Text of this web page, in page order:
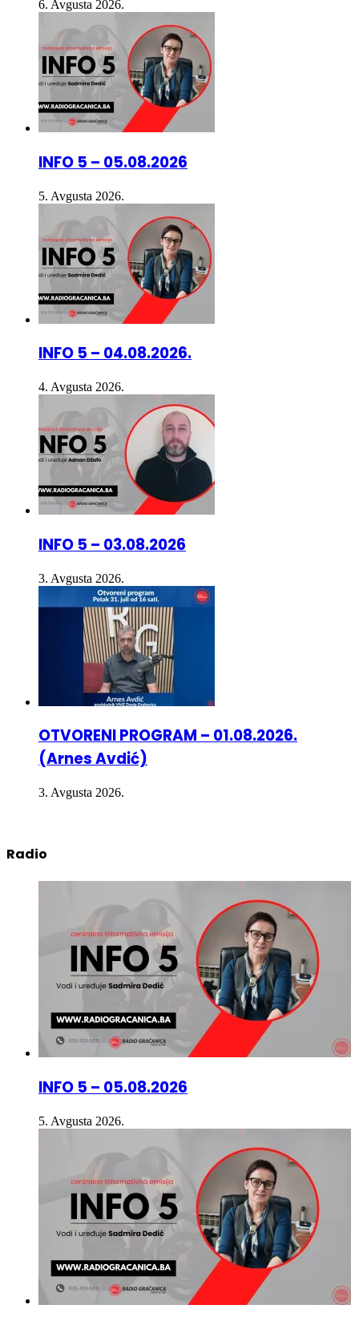
INFO 5 – 05.08.2026
5. Avgusta 2026.
INFO 5 – 04.08.2026.
4. Avgusta 2026.
INFO 5 – 03.08.2026
3. Avgusta 2026.
OTVORENI PROGRAM – 01.08.2026.
(Arnes Avdić)
3. Avgusta 2026.
INFO 5 – 05.08.2026
5. Avgusta 2026.
INFO 5 – 04.08.2026.